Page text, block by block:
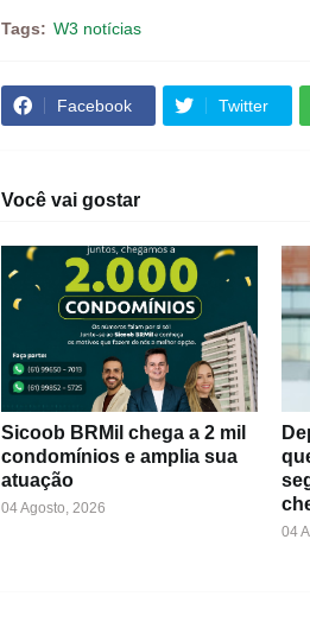
Tags: W3 notícias
Facebook Twitter
Você vai gostar
Sicoob BRMil chega a 2 mil
condomínios e amplia sua
atuação
04 Agosto, 2026
04